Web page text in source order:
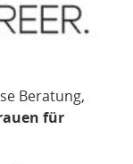
Beratung,
für